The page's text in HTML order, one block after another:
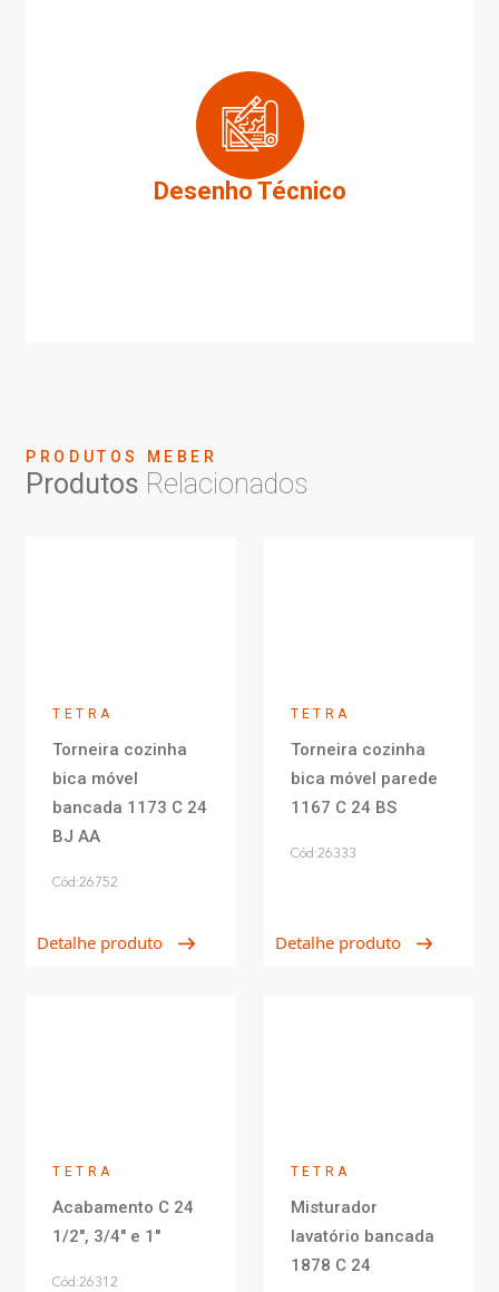
Desenho Técnico
PRODUTOS MEBER
Produtos Relacionados
TETRA
Torneira cozinha
bica móvel
bancada 1173 C 24
BJ AA
Cód:26752
Detalhe produto
TETRA
Torneira cozinha
bica móvel parede
1167 C 24 BS
Cód:26333
Detalhe produto
TETRA
Acabamento C 24
1/2", 3/4" e 1"
Cód:26312
TETRA
Misturador
lavatório bancada
1878 C 24